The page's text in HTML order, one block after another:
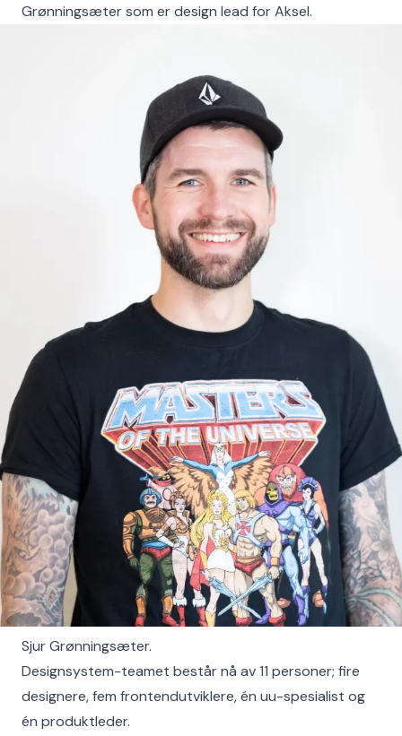
Grønningsæter som er design lead for Aksel.
Sjur Grønningsæter.
Designsystem-teamet består nå av 11 personer; fire
designere, fem frontendutviklere, én uu-spesialist og
én produktleder.